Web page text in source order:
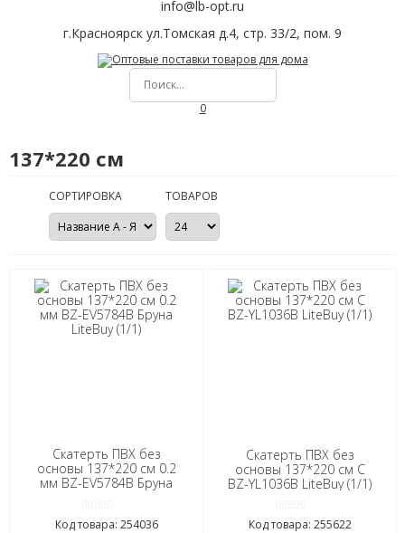
info@lb-opt.ru
г.Красноярск ул.Томская д.4, стр. 33/2, пом. 9
0
137*220 см
СОРТИРОВКА ТОВАРОВ
Скатерть ПВХ без
основы 137*220 см 0.2
мм BZ-EV5784B Бруна
Код товара: 254036
Скатерть ПВХ без
основы 137*220 см C
BZ-YL1036B LiteBuy (1/1)
Код товара: 255622